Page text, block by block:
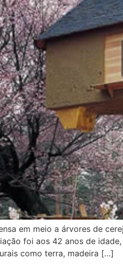
em meio a árvores de
foi aos 42 anos de
como terra, madeira […]